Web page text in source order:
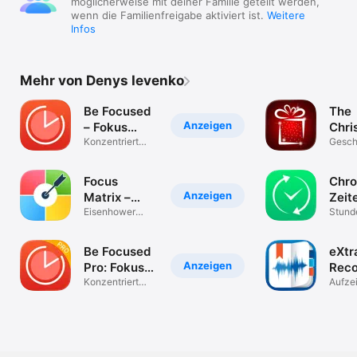
* Für die Integration mit Focus Matrix ist die Pro-Version von
Focus Matrix erforderlich, die separat erhältlich ist.
wenn die Familienfreigabe aktiviert ist. Weitere
Infos
Mehr von Denys Ievenko
Anzeigen
Be Focused
– Fokus
Timer
Konzentriert
Anzeigen
Focus
Matrix –
Task
Eisenhower
Anzeigen
Be Focused
Pro: Fokus
Timer
Konzentriert
The
Gift